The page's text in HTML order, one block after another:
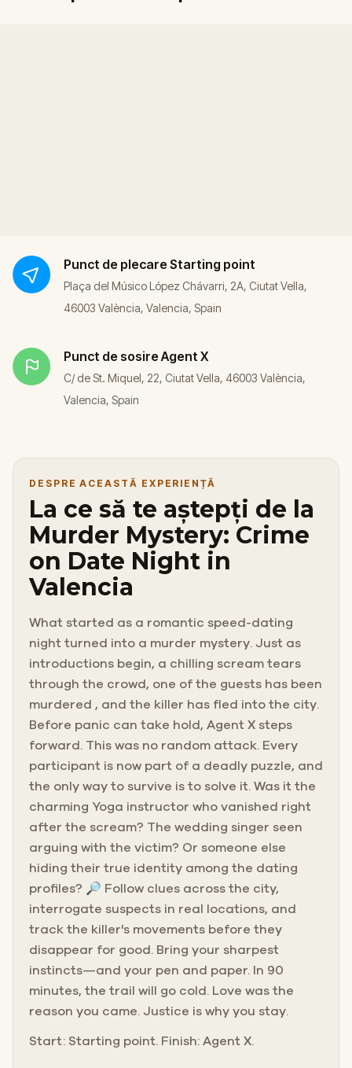
Punct de plecare Starting point
Plaça del Músico López Chávarri, 2A, Ciutat Vella,
46003 València, Valencia, Spain
Punct de sosire Agent X
C/ de St. Miquel, 22, Ciutat Vella, 46003 València,
Valencia, Spain
DESPRE ACEASTĂ EXPERIENȚĂ
La ce să te aștepți de la
Murder Mystery: Crime
on Date Night in
Valencia
What started as a romantic speed-dating
night turned into a murder mystery. Just as
introductions begin, a chilling scream tears
through the crowd, one of the guests has been
murdered , and the killer has fled into the city.
Before panic can take hold, Agent X steps
forward. This was no random attack. Every
participant is now part of a deadly puzzle, and
the only way to survive is to solve it. Was it the
charming Yoga instructor who vanished right
after the scream? The wedding singer seen
arguing with the victim? Or someone else
hiding their true identity among the dating
profiles? 🔎 Follow clues across the city,
interrogate suspects in real locations, and
track the killer's movements before they
disappear for good. Bring your sharpest
instincts—and your pen and paper. In 90
minutes, the trail will go cold. Love was the
reason you came. Justice is why you stay.
Start: Starting point. Finish: Agent X.